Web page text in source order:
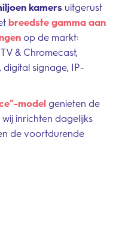
kamers uitgerust
breedste gamma aan
op de markt:
& Chromecast,
digital signage, IP-
model genieten de
inrichten dagelijks
de voortdurende